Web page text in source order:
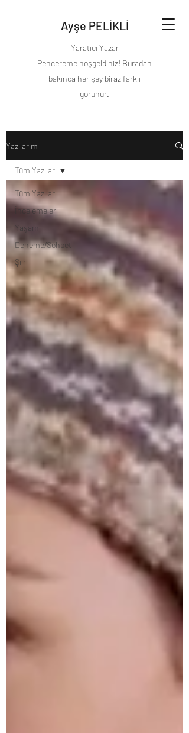
Ayşe PELİKLİ
Yaratıcı Yazar
Pencereme hoşgeldiniz! Buradan
bakınca her şey biraz farklı
görünür.
Yazılarım
Tüm Yazılar
İncelemeler
Yaşam
Deneme/Sohbet
Şiir
Tüm Yazılar